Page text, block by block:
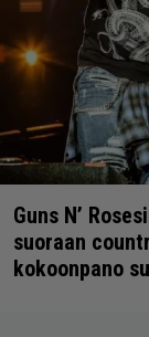
Guns N’
suoraan
kokoonpano